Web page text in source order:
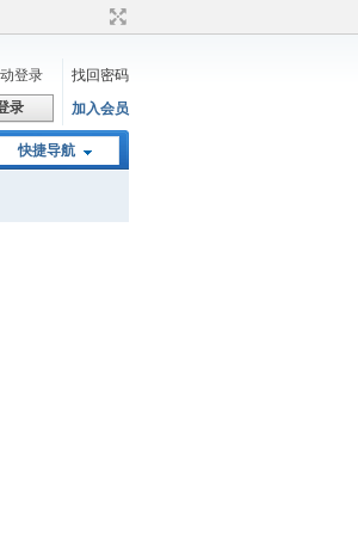
登录
找回密码
录 加入会员
快捷导航